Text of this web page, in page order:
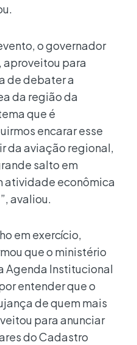
o governador
aproveitou para
de debater a
da região da
que é
encarar esse
da aviação regional,
salto em
atividade econômica
avaliou.
em exercício,
que o ministério
Agenda Institucional
entender que o
de quem mais
para anunciar
do Cadastro